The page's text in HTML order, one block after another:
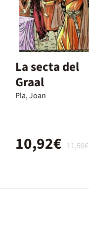
La secta del
Graal
Pla, Joan
11,50€
10,92€